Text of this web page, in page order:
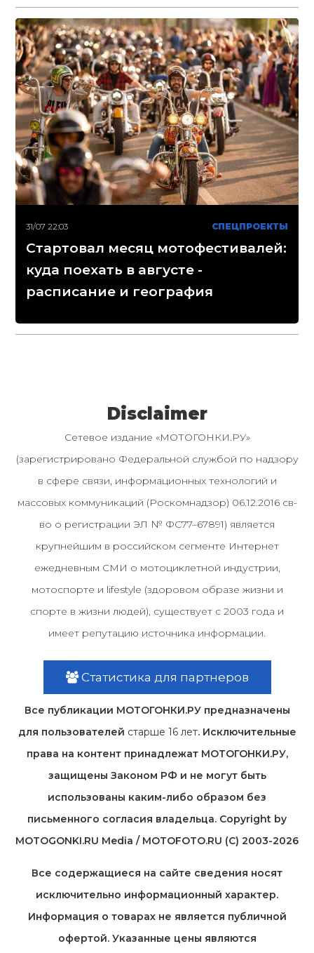
31/07 22:03 СПЕЦПРОЕКТЫ
Стартовал месяц мотофестивалей:
куда поехать в августе -
расписание и география
Disclaimer
Сетевое издание «МОТОГОНКИ.РУ»
(зарегистрировано Федеральной службой по надзору
в сфере связи, информационных технологий и
массовых коммуникаций (Роскомнадзор) 06.12.2016 св-
во о регистрации ЭЛ № ФС77–67891) является
крупнейшим в российском сегменте Интернет
ежедневным СМИ о мотоциклетной индустрии,
мотоспорте и lifestyle (здоровом образе жизни и
спорте в жизни людей), существует с 2003 года и
имеет репутацию источника информации.
Статистика для партнеров
Все публикации МОТОГОНКИ.РУ предназначены
для пользователей старше 16 лет. Исключительные
права на контент принадлежат МОТОГОНКИ.РУ,
защищены Законом РФ и не могут быть
использованы каким-либо образом без
письменного согласия владельца. Copyright by
MOTOGONKI.RU Media / MOTOFOTO.RU (C) 2003-2026
Все содержащиеся на cайте сведения носят
исключительно информационный характер.
Информация о товарах не является публичной
офертой. Указанные цены являются